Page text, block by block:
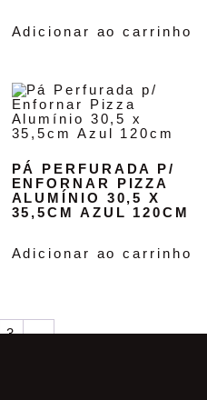
Adicionar ao carrinho
PÁ PERFURADA P/
ENFORNAR PIZZA
ALUMÍNIO 30,5 X
35,5CM AZUL 120CM
Adicionar ao carrinho
3 →